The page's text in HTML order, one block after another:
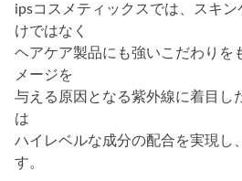
ipsコスメティックスでは、スキ
けではなく
ヘアケア製品にも強いこだわりを
メージを
与える原因となる紫外線に着目し
は
ハイレベルな成分の配合を実現し
す。